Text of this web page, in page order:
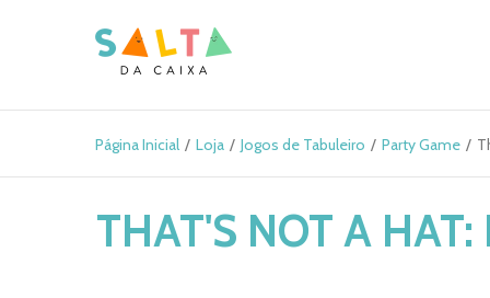
Página Inicial Loja Jogos de Tabuleiro Party Game
THAT'S NOT A HAT: